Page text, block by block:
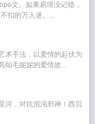
文。如果易璟没记错，
扣的万人迷。...
术手法，以爱情的起伏为
灿毛妮妮的爱情故...
河，对抗混沌邪神！西贝